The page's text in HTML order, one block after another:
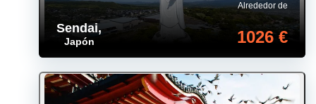
Sendai,
Japón
Alrededor de
1026 €